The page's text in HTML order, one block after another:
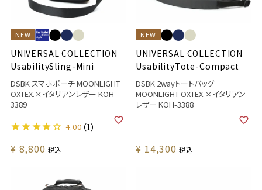
NEW
UNIVERSAL COLLECTION
UsabilitySling-Mini
DSBK スマホポーチ MOONLIGHT
OXTEX.×イタリアンレザー KOH-
3389
¥ 8,800 税込
4.00 （1）
NEW
UNIVERSAL COLLECTION
UsabilityTote-Compact
DSBK 2wayトートバッグ
MOONLIGHT OXTEX.×イタリアン
レザー KOH-3388
¥ 14,300 税込